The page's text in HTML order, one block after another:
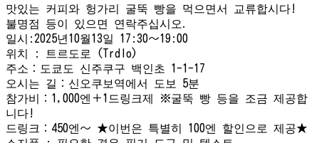
맛있는 커피와 헝가리 굴뚝 빵을 먹으면서 교류합시다!
불명점 등이 있으면 연락주십시오.
일시:2025년10월13일 17:30～19:00
위치 : 트르도로 (Trdlo)
주소：도쿄도 신주쿠구 백인초 1-1-17
오시는 길：신오쿠보역에서 도보 5분
참가비：1,000엔＋1드링크제 ※굴뚝 빵 등을 조금 제공합
니다!
드링크：450엔～ ★이번은 특별히 100엔 할인으로 제공★